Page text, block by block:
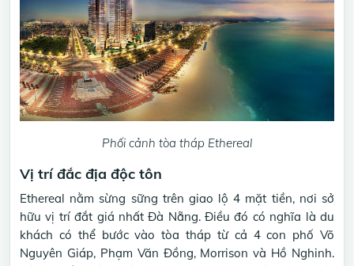
Phối cảnh tòa tháp Ethereal
Vị trí đắc địa độc tôn
Ethereal nằm sừng sững trên giao lộ 4 mặt tiền, nơi sở
hữu vị trí đắt giá nhất Đà Nẵng. Điều đó có nghĩa là du
khách có thể bước vào tòa tháp từ cả 4 con phố Võ
Nguyên Giáp, Phạm Văn Đồng, Morrison và Hồ Nghinh.